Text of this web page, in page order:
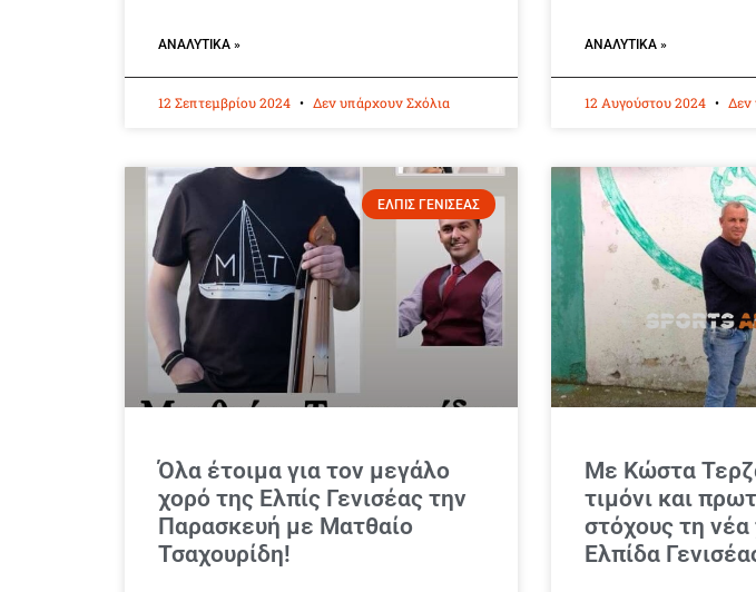
ΑΝΑΛΥΤΙΚΆ »
12 Σεπτεμβρίου 2024 Δεν υπάρχουν Σχόλια
ΑΝΑΛΥΤΙΚΆ »
12 Αυγούστου 2024 Δεν
ΕΛΠΙΣ ΓΕΝΙΣΕΑΣ
Όλα έτοιμα για τον μεγάλο
χορό της Ελπίς Γενισέας την
Παρασκευή με Ματθαίο
Τσαχουρίδη!
Με Κώστα
τιμόνι και
στόχους τη νέα
Ελπίδα